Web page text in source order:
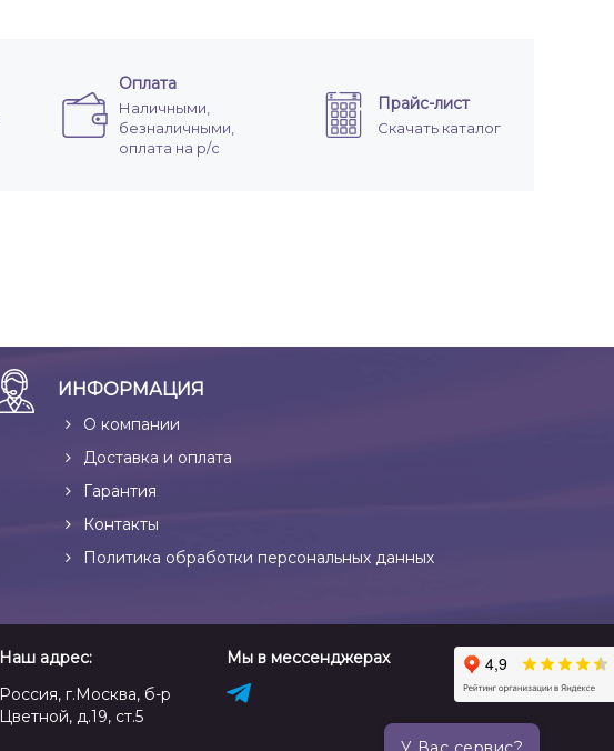
Оплата
Наличными,
безналичными,
оплата на р/с
Прайс-лист
Скачать каталог
ИНФОРМАЦИЯ
О компании
Доставка и оплата
Гарантия
Контакты
Политика обработки персональных данных
Наш адрес:
Россия, г.Москва, б-р
Цветной, д.19, ст.5
Мы в мессенджерах